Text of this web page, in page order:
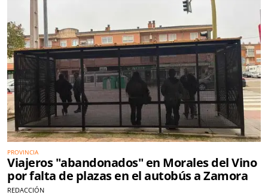
PROVINCIA
Viajeros "abandonados" en Morales del Vino
por falta de plazas en el autobús a Zamora
REDACCIÓN